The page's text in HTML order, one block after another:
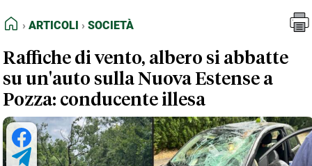
FEED RSS
NORMATIVE DEONTOLOGICHE
TERMINI e CONDIZIONI
HOME
ARTICOLI SOCIETÀ
Raffiche di vento, albero si abbatte
su un'auto sulla Nuova Estense a
Pozza: conducente illesa